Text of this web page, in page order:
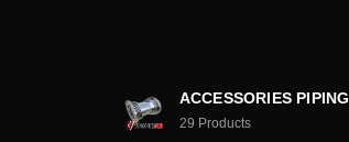
ACCESSORIES PIPING
29 Products